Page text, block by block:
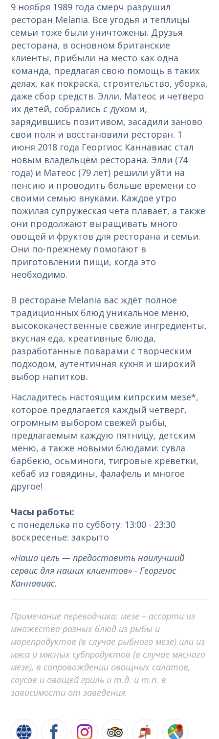
9 ноября 1989 года смерч разрушил
ресторан Melania. Все угодья и теплицы
семьи тоже были уничтожены. Друзья
ресторана, в основном британские
клиенты, прибыли на место как одна
команда, предлагая свою помощь в таких
делах, как покраска, строительство, уборка,
даже сбор средств. Элли, Матеос и четверо
их детей, собрались с духом и,
зарядившись позитивом, засадили заново
свои поля и восстановили ресторан. 1
июня 2018 года Георгиос Каннавиас стал
новым владельцем ресторана. Элли (74
года) и Матеос (79 лет) решили уйти на
пенсию и проводить больше времени со
своими семью внуками. Каждое утро
пожилая супружеская чета плавает, а также
они продолжают выращивать много
овощей и фруктов для ресторана и семьи.
Они по-прежнему помогают в
приготовлении пищи, когда это
необходимо.
В ресторане Melania вас ждёт полное
традиционных блюд уникальное меню,
высококачественные свежие ингредиенты,
вкусная еда, креативные блюда,
разработанные поварами с творческим
подходом, аутентичная кухня и широкий
выбор напитков.
Насладитесь настоящим кипрским мезе*,
которое предлагается каждый четверг,
огромным выбором свежей рыбы,
предлагаемым каждую пятницу, детским
меню, а также новыми блюдами: сувла
барбекю, осьминоги, тигровые креветки,
кебаб из говядины, фалафель и многое
другое!
Часы работы:
с понеделька по субботу: 13:00 - 23:30
воскресенье: закрыто
«Наша цель — предоставить наилучший
сервис для наших клиентов» - Георгиос
Каннавиас.
Примечание переводчика: мезе – ассорти из
множества разных блюд из рыбы и
морепродуктов (в случае рыбного мезе) или из
мяса и мясных субпродуктов (в случае мясного
мезе), в сопровождении овощных салатов,
соусов и овощей гриль и т.д. и т.п. в
зависимости от заведения.